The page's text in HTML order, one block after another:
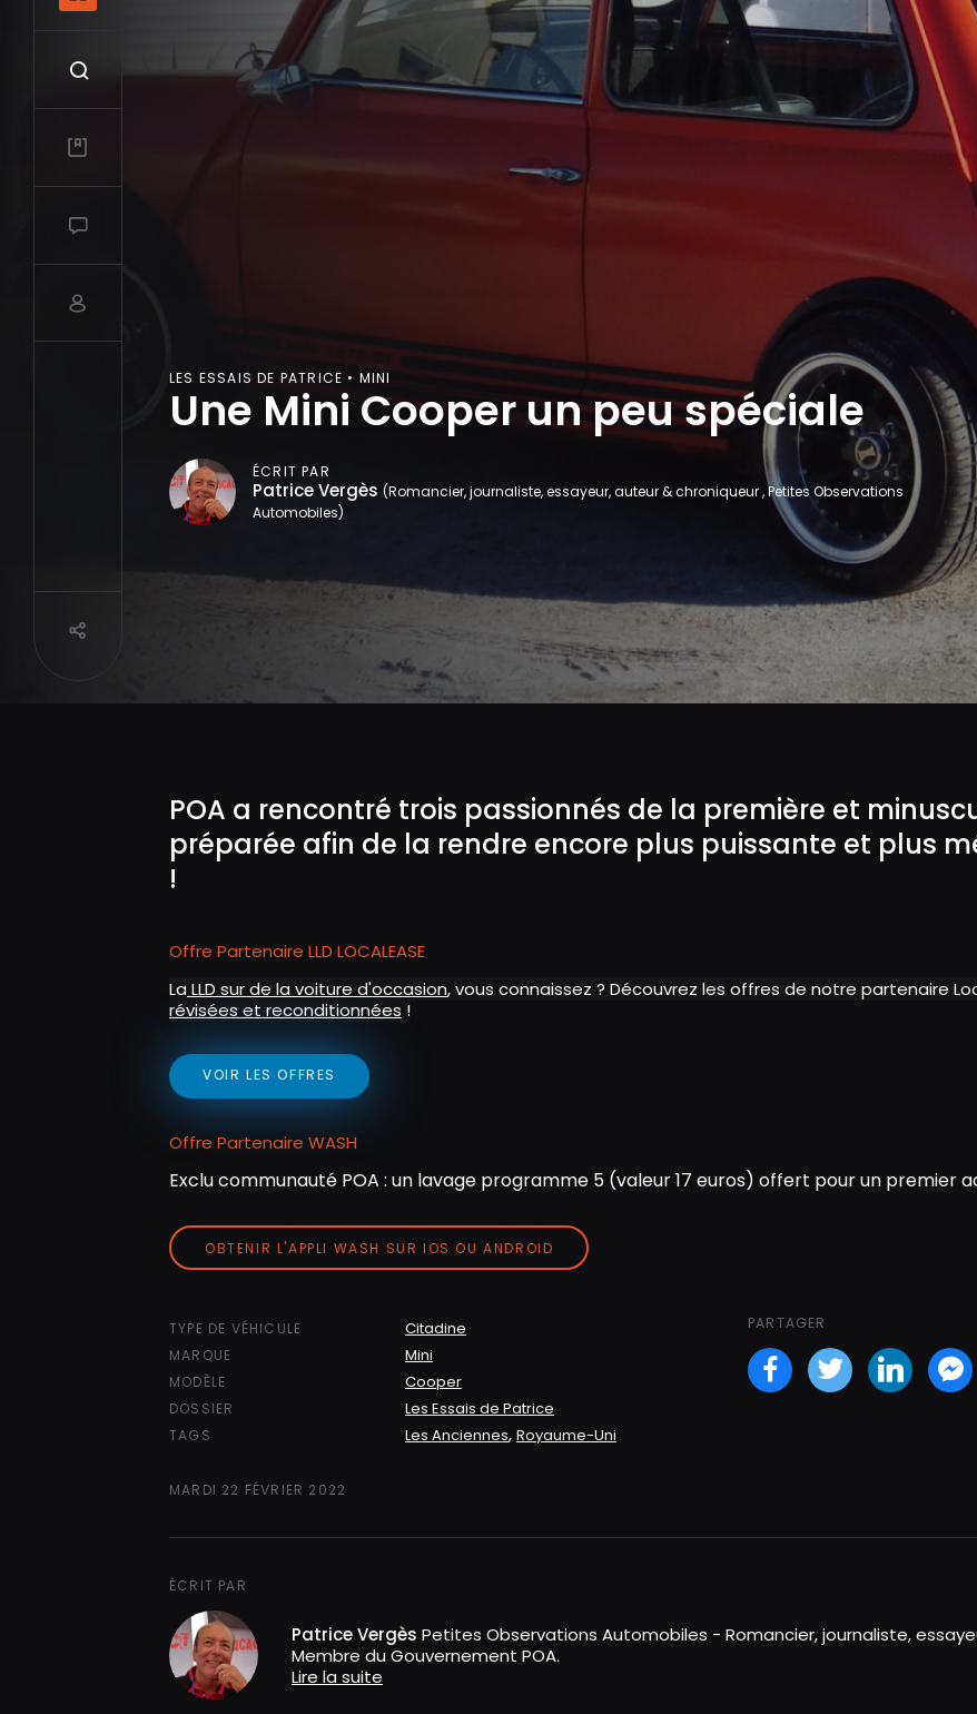
Recherche
LES ESSAIS DE PATRICE • MINI
Une Mini Cooper un peu spéciale
ÉCRIT PAR
Patrice Vergès (Romancier, journaliste, essayeur, auteur & chroniqueur , Petites Observations
Automobiles)
POA a rencontré trois passionnés de la première et
préparée afin de la rendre encore plus puissante et plus
!
Offre Partenaire LLD LOCALEASE
La LLD sur de la voiture d'occasion, vous connaissez ? Découvrez les offres de notre partenaire
révisées et reconditionnées !
VOIR LES OFFRES
Offre Partenaire WASH
Exclu communauté POA : un lavage programme 5 (valeur 17 euros) offert pour un premier
OBTENIR L'APPLI WASH SUR IOS OU ANDROID
TYPE DE VÉHICULE Citadine
MARQUE Mini
MODÈLE Cooper
DOSSIER Les Essais de Patrice
TAGS Les Anciennes, Royaume-Uni
PARTAGER
Facebook
Twitter
MARDI 22 FÉVRIER 2022
ÉCRIT PAR
Patrice Vergès Petites Observations Automobiles - Romancier, journaliste,
Membre du Gouvernement POA.
Lire la suite